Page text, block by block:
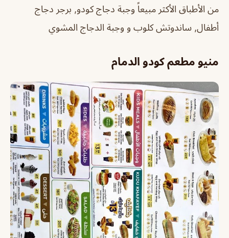
من الأطباق الأكثر مبيعاً وجبة دجاج كودو, برجر دجاج
أطفال, ساندوتش كلوب و وجبة الدجاج المشوي
منيو مطعم كودو الدمام